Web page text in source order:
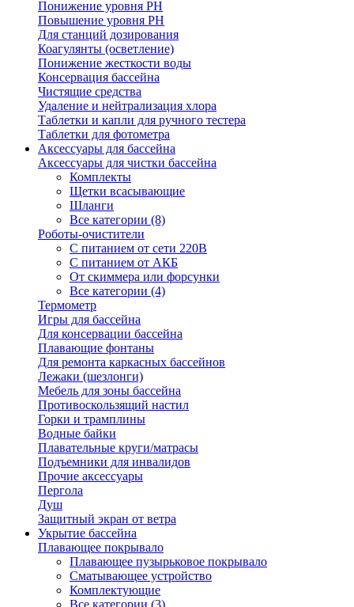
Понижение уровня РН
Повышение уровня РН
Для станций дозирования
Коагулянты (осветление)
Понижение жесткости воды
Консервация бассейна
Чистящие средства
Удаление и нейтрализация хлора
Таблетки и капли для ручного тестера
Таблетки для фотометра
Аксессуары для бассейна
Аксессуары для чистки бассейна
Комплекты
Щетки всасывающие
Шланги
Все категории (8)
Роботы-очистители
С питанием от сети 220В
С питанием от АКБ
От скиммера или форсунки
Все категории (4)
Термометр
Игры для бассейна
Для консервации бассейна
Плавающие фонтаны
Для ремонта каркасных бассейнов
Лежаки (шезлонги)
Мебель для зоны бассейна
Противоскользящий настил
Горки и трамплины
Водные байки
Плавательные круги/матрасы
Подъемники для инвалидов
Прочие аксессуары
Пергола
Душ
Защитный экран от ветра
Укрытие бассейна
Плавающее покрывало
Плавающее пузырьковое покрывало
Сматывающее устройство
Комплектующие
Все категории (3)